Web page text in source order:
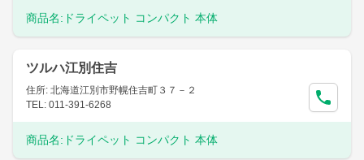
商品名: ドライペット コンパクト 本体
ツルハ江別住吉
住所: 北海道江別市野幌住吉町３７－２
TEL: 011-391-6268
商品名: ドライペット コンパクト 本体